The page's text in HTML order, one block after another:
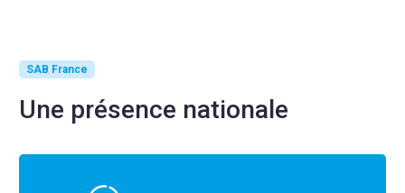
SAB France
Une présence nationale